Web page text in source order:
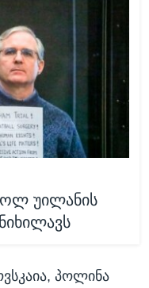
უილანის
პოლინა